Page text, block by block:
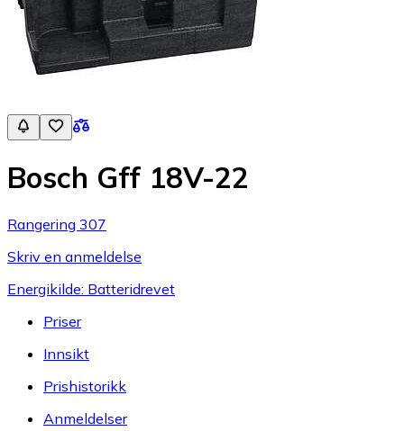
Bosch Gff 18V-22
Rangering 307
Skriv en anmeldelse
Energikilde: Batteridrevet
Priser
Innsikt
Prishistorikk
Anmeldelser